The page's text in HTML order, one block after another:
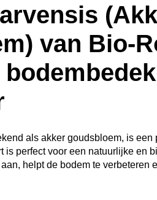
van Bio-
als akker goudsbloem, is een
is perfect voor een natuurlijke en
helpt de bodem te verbeteren